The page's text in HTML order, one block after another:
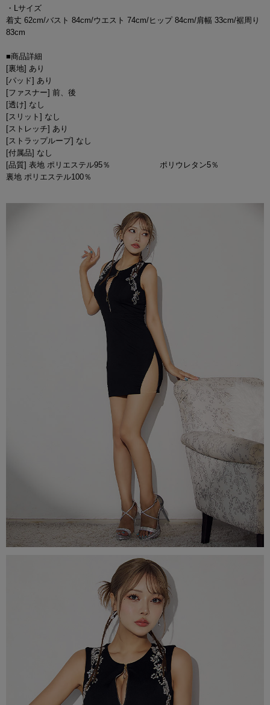
・Lサイズ
着丈 62cm/バスト 84cm/ウエスト 74cm/ヒップ 84cm/肩幅 33cm/裾周り
83cm
■商品詳細
[裏地] あり
[パッド] あり
[ファスナー] 前、後
[透け] なし
[スリット] なし
[ストレッチ] あり
[ストラップループ] なし
[付属品] なし
[品質] 表地 ポリエステル95％ ポリウレタン5％
裏地 ポリエステル100％